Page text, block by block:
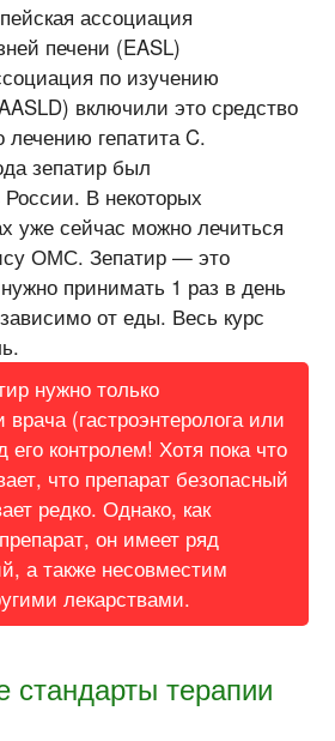
ассоциация
печени (EASL)
по изучению
включили это средство
гепатита C.
зепатир был
России. В некоторых
уже сейчас можно лечиться
ОМС. Зепатир — это
принимать 1 раз в день
от еды. Весь курс
нужно только
(гастроэнтеролога или
его контролем! Хотя пока что
что препарат безопасный
редко. Однако, как
он имеет ряд
а также несовместим
лекарствами.
терапии